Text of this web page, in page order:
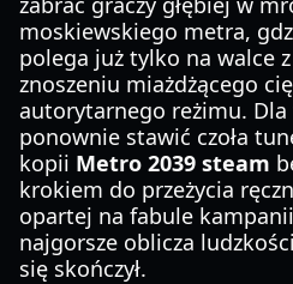
moskiewskiego metra,
polega już tylko na walce
znoszeniu miażdżącego
autorytarnego reżimu.
ponownie stawić czoła
kopii Metro 2039 steam
krokiem do przeżycia
opartej na fabule
najgorsze oblicza
się skończył.